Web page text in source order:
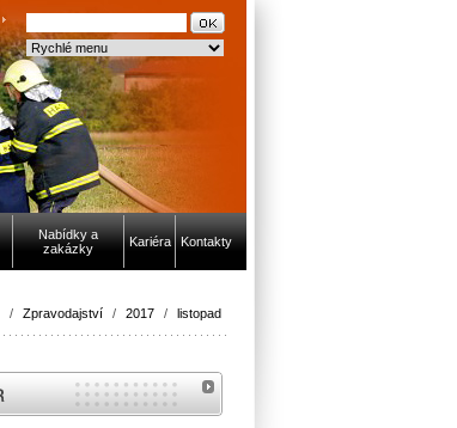
Nabídky a
zakázky
Kariéra Kontakty
/ Zpravodajství / 2017 / listopad